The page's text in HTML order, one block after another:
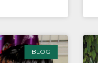
BLOG